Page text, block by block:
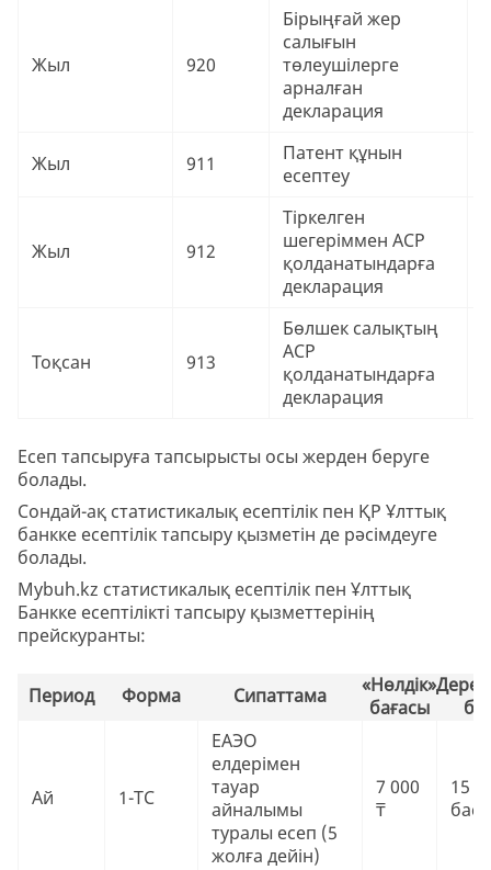
Жыл 920
Бірыңғай жер
салығын
төлеушілерге
арналған
декларация
Жыл 911
Патент құнын
есептеу
Жыл 912
Тіркелген
шегеріммен АСР
қолданатындарға
декларация
Тоқсан 913
Бөлшек салықтың
АСР
қолданатындарға
декларация
Есеп тапсыруға тапсырысты осы жерден беруге
болады.
Сондай-ақ статистикалық есептілік пен ҚР Ұлттық
банкке есептілік тапсыру қызметін де рәсімдеуге
болады.
Mybuh.kz статистикалық есептілік пен Ұлттық
Банкке есептілікті тапсыру қызметтерінің
прейскуранты:
Период Форма Сипаттама
«Нөлдік»
бағасы
Ай 1-ТС
ЕАЭО
елдерімен
тауар
айналымы
туралы есеп (5
жолға дейін)
7 000
₸
15